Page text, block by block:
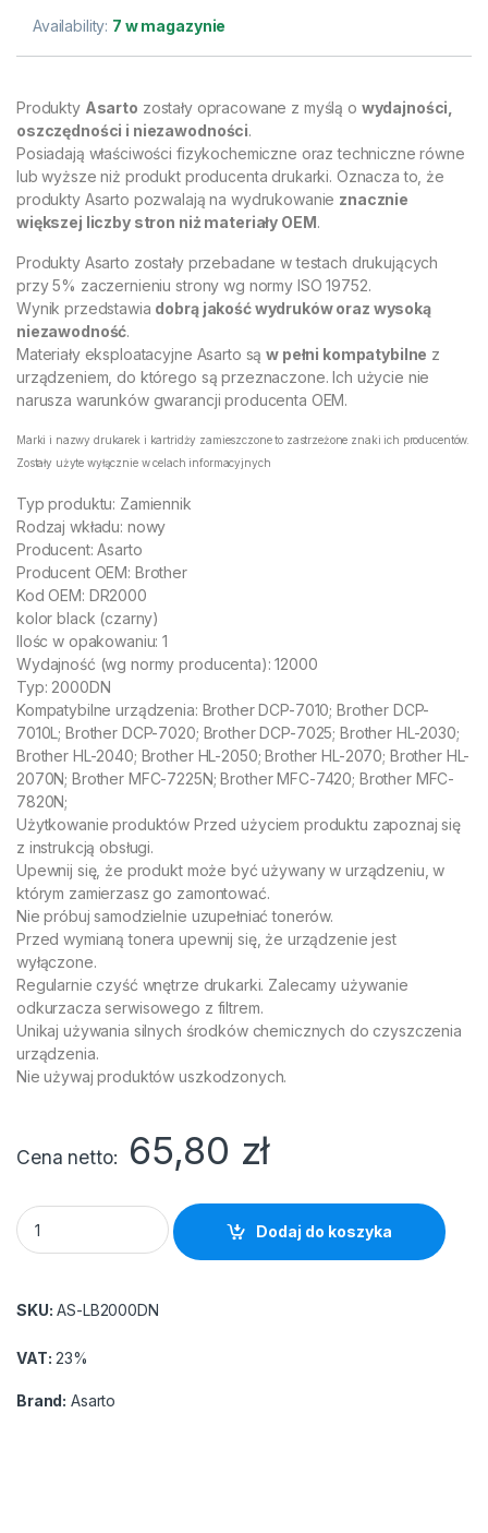
Availability: 7 w magazynie
Produkty Asarto zostały opracowane z myślą o wydajności,
oszczędności i niezawodności.
Posiadają właściwości fizykochemiczne oraz techniczne równe
lub wyższe niż produkt producenta drukarki. Oznacza to, że
produkty Asarto pozwalają na wydrukowanie znacznie
większej liczby stron niż materiały OEM.
Produkty Asarto zostały przebadane w testach drukujących
przy 5% zaczernieniu strony wg normy ISO 19752.
Wynik przedstawia dobrą jakość wydruków oraz wysoką
niezawodność.
Materiały eksploatacyjne Asarto sąw pełni kompatybilne z
urządzeniem, do którego są przeznaczone. Ich użycie nie
narusza warunków gwarancji producenta OEM.
Marki i nazwy drukarek i kartridży zamieszczone to zastrzeżone znaki ich producentów.
Zostały użyte wyłącznie w celach informacyjnych
Typ produktu: Zamiennik
Rodzaj wkładu: nowy
Producent: Asarto
Producent OEM: Brother
Kod OEM: DR2000
kolor black (czarny)
Ilośc w opakowaniu: 1
Wydajność (wg normy producenta): 12000
Typ: 2000DN
Kompatybilne urządzenia: Brother DCP-7010; Brother DCP-
7010L; Brother DCP-7020; Brother DCP-7025; Brother HL-2030;
Brother HL-2040; Brother HL-2050; Brother HL-2070; Brother HL-
2070N; Brother MFC-7225N; Brother MFC-7420; Brother MFC-
7820N;
Użytkowanie produktów Przed użyciem produktu zapoznaj się
z instrukcją obsługi.
Upewnij się, że produkt może być używany w urządzeniu, w
którym zamierzasz go zamontować.
Nie próbuj samodzielnie uzupełniać tonerów.
Przed wymianą tonera upewnij się, że urządzenie jest
wyłączone.
Regularnie czyść wnętrze drukarki. Zalecamy używanie
odkurzacza serwisowego z filtrem.
Unikaj używania silnych środków chemicznych do czyszczenia
urządzenia.
Nie używaj produktów uszkodzonych.
Cena netto 65,80 zł
Bęben Asarto do Brother 2000DN | DR2000YJ1 | 12000 str. |
Dodaj do koszyka
SKU: AS-LB2000DN
VAT: 23%
Brand: Asarto